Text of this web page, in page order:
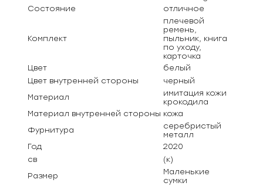
Состояние
отличное
Комплект
плечевой
ремень,
пыльник, книга
по уходу,
карточка
Цвет
белый
Цвет внутренней стороны
черный
Материал
имитация кожи
крокодила
Материал внутренней стороны кожа
Фурнитура
серебристый
металл
Год
2020
св
(к)
Размер
Маленькие
сумки